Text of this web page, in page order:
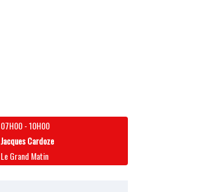
07H00-10H00
Jacques Cardoze
Le Grand Matin